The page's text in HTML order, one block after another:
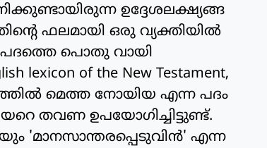
ഉദ്ദേശലക്ഷ്യങ്ങ
ഫലമായി ഒരു വ്യക്തിയില്‍
ഈ പദത്തെ പൊതു വായി
of the New Testament,
മെത്ത നോയിയ എന്ന പദം
തവണ ഉപയോഗിച്ചിട്ടുണ്ട്.
എന്ന